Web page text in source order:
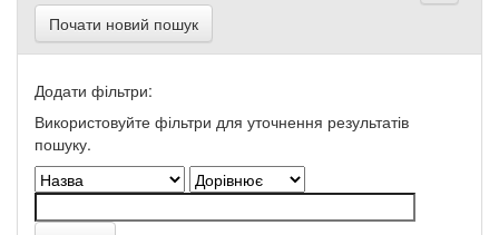
Почати новий пошук
Додати фільтри:
Використовуйте фільтри для уточнення результатів
пошуку.